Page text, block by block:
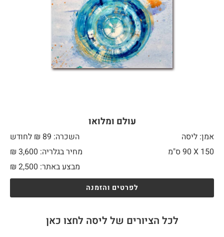
עולם ומלואו
אמן: ליסה
השכרה: 89 ₪ לחודש
150 X
מחיר בגלריה: 3,600 ₪
מבצע באתר:
₪ 2,500
לפרטים והזמנה
לכל הציורים של ליסה לחצו כאן